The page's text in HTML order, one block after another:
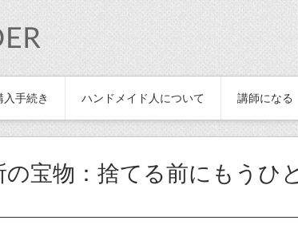
入手続き ハンドメイド人について 講師になる
の宝物：捨てる前にもうひ